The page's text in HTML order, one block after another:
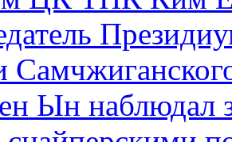
Ын наблюдал